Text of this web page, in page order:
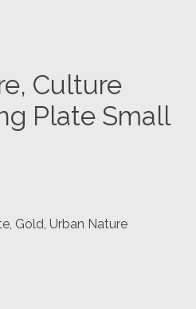
Culture
Plate Small
Gold, Urban Nature
is